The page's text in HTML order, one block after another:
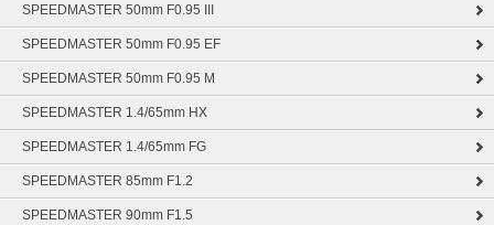
SPEEDMASTER 50mm F0.95 III
SPEEDMASTER 50mm F0.95 EF
SPEEDMASTER 50mm F0.95 M
SPEEDMASTER 1.4/65mm HX
SPEEDMASTER 1.4/65mm FG
SPEEDMASTER 85mm F1.2
SPEEDMASTER 90mm F1.5